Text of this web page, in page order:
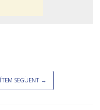
ÍTEM SEGÜENT →